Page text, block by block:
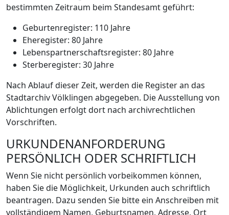
bestimmten Zeitraum beim Standesamt geführt:
Geburtenregister: 110 Jahre
Eheregister: 80 Jahre
Lebenspartnerschaftsregister: 80 Jahre
Sterberegister: 30 Jahre
Nach Ablauf dieser Zeit, werden die Register an das
Stadtarchiv Völklingen abgegeben. Die Ausstellung von
Ablichtungen erfolgt dort nach archivrechtlichen
Vorschriften.
URKUNDENANFORDERUNG
PERSÖNLICH ODER SCHRIFTLICH
Wenn Sie nicht persönlich vorbeikommen können,
haben Sie die Möglichkeit, Urkunden auch schriftlich
beantragen. Dazu senden Sie bitte ein Anschreiben mit
vollständigem Namen, Geburtsnamen, Adresse, Ort